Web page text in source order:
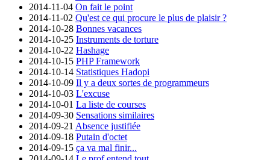
2014-11-04 On fait le point
2014-11-02 Qu'est ce qui procure le plus de plaisir ?
2014-10-28 Bonnes vacances
2014-10-25 Instruments de torture
2014-10-22 Hashage
2014-10-15 PHP Framework
2014-10-14 Statistiques Hadopi
2014-10-09 Il y a deux sortes de programmeurs
2014-10-03 L'excuse
2014-10-01 La liste de courses
2014-09-30 Sensations similaires
2014-09-21 Absence justifiée
2014-09-18 Putain d'octet
2014-09-15 ça va mal finir...